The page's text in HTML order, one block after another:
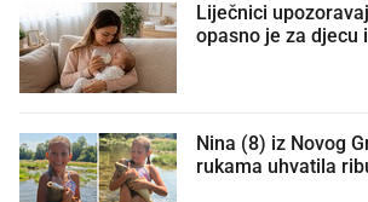
Liječnici
opasno je za djecu
Nina (8) iz Novog
rukama uhvatila